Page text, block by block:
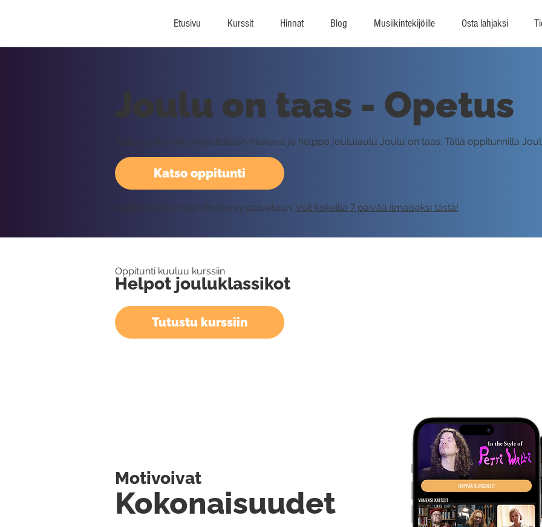
Etusivu Kurssit Hinnat Blog Musiikintekijöille Osta lahjaksi
Katso oppitunti
Joulu on taas - Opetus
Tällä oppitunnilla harjoitellaan mukava ja helppo joululaulu Joulu on taas. Tällä oppitunnilla
Vaatii kirjautumisen Rockway palveluun. Voit kokeilla 7 päivää ilmaiseksi tästä!
Oppitunti kuuluu kurssiin
Helpot jouluklassikot
Tutustu kurssiin
Kokonaisuudet
Motivoivat